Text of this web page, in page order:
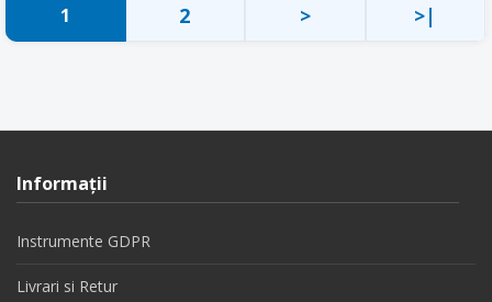
1 2 > >|
Informaţii
Instrumente GDPR
Livrari si Retur